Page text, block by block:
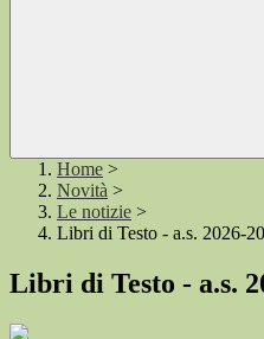
Home >
Novità >
Le notizie >
Libri di Testo - a.s. 2026-
Libri di Testo - a.s.